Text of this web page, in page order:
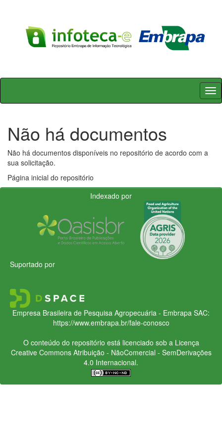
Skip
Não há documentos
Não há documentos disponíveis no repositório de acordo com a
sua solicitação.
Página inicial do repositório
Indexado por
Suportado por
Empresa Brasileira de Pesquisa Agropecuária - Embrapa SAC:
https://www.embrapa.br/fale-conosco
O conteúdo do repositório está licenciado sob a Licença
Creative CommonsAtribuição - NãoComercial - SemDerivações
4.0 Internacional.